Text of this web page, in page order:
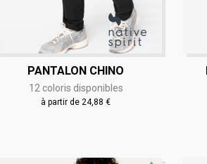
PANTALON CHINO
12 coloris disponibles
à partir de 24,88 €